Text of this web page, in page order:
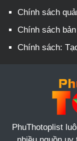
Chính sách
Chính sách
Chính sách:
PhuThotoplist